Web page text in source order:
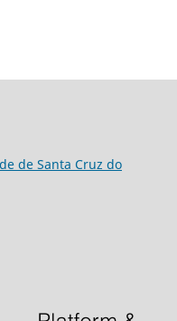
de Santa Cruz do